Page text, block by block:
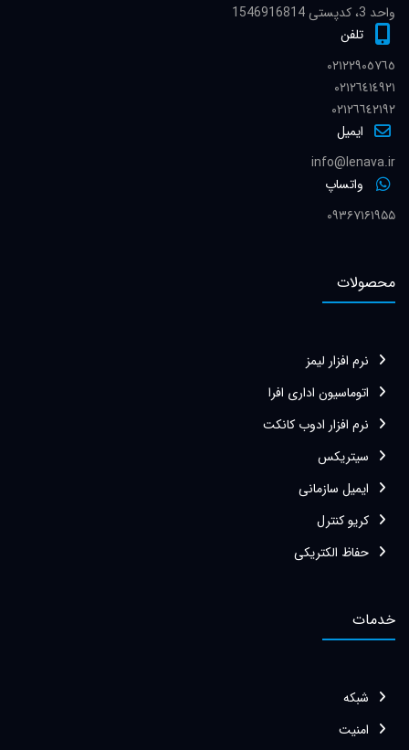
واحد 3، کدپستی 1546916814
تلفن
٠٢١٢٢٩٠٥٧٦٥
٠٢١٢٦٤١٤٩٢١
٠٢١٢٦٦٤٢١٩٢
ایمیل
info@lenava.ir
واتساپ
۰۹۳۶۷۱۶۱۹۵۵
محصولات
نرم افزار لیمز
اتوماسیون اداری افرا
نرم افزار ادوب کانکت
سیتریکس
ایمیل سازمانی
کریو کنترل
حفاظ الکتریکی
خدمات
شبکه
امنیت